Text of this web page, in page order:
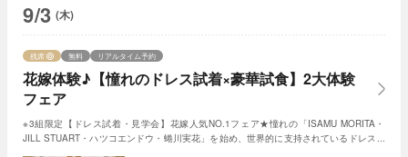
9/3 (木)
花嫁体験♪【憧れのドレス試着×豪華試食】2大体験
フェア
残席 無料 リアルタイム予約
※3組限定【ドレス試着・見学会】花嫁人気NO.1フェア★憧れの「ISAMU MORITA・
JILL STUART・ハツコエンドウ・蜷川実花」を始め、世界的に支持されているドレスと